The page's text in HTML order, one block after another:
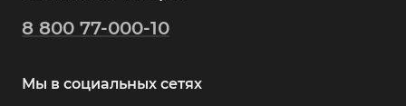
8 800 77-000-10
Мы в социальных сетях